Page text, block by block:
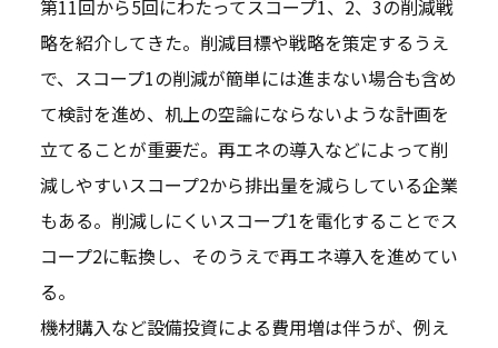
第11回から5回にわたってスコープ1、2、3の削減戦
略を紹介してきた。削減目標や戦略を策定するうえ
で、スコープ1の削減が簡単には進まない場合も含め
て検討を進め、机上の空論にならないような計画を
立てることが重要だ。再エネの導入などによって削
減しやすいスコープ2から排出量を減らしている企業
もある。削減しにくいスコープ1を電化することでス
コープ2に転換し、そのうえで再エネ導入を進めてい
る。
機材購入など設備投資による費用増は伴うが、例え